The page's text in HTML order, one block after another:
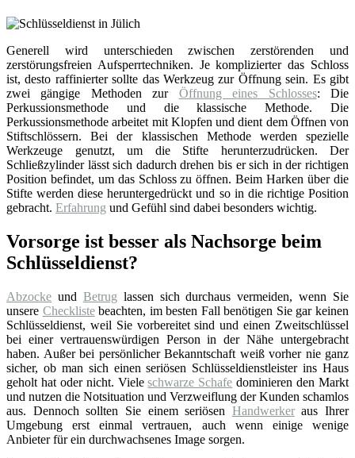
Generell wird unterschieden zwischen zerstörenden und
zerstörungsfreien Aufsperrtechniken. Je komplizierter das Schloss
ist, desto raffinierter sollte das Werkzeug zur Öffnung sein. Es gibt
zwei gängige Methoden zur Öffnung eines Schlosses: Die
Perkussionsmethode und die klassische Methode. Die
Perkussionsmethode arbeitet mit Klopfen und dient dem Öffnen von
Stiftschlössern. Bei der klassischen Methode werden spezielle
Werkzeuge genutzt, um die Stifte herunterzudrücken. Der
Schließzylinder lässt sich dadurch drehen bis er sich in der richtigen
Position befindet, um das Schloss zu öffnen. Beim Harken über die
Stifte werden diese heruntergedrückt und so in die richtige Position
gebracht. Erfahrung und Gefühl sind dabei besonders wichtig.
Vorsorge ist besser als Nachsorge beim
Schlüsseldienst?
Abzocke und Betrug lassen sich durchaus vermeiden, wenn Sie
unsere Checklistebeachten, im besten Fall benötigen Sie gar keinen
Schlüsseldienst, weil Sie vorbereitet sind und einen Zweitschlüssel
bei einer vertrauenswürdigen Person in der Nähe untergebracht
haben. Außer bei persönlicher Bekanntschaft weiß vorher nie ganz
sicher, ob man sich einen seriösen Schlüsseldienstleister ins Haus
geholt hat oder nicht. Vieleschwarze Schafe dominieren den Markt
und nutzen die Notsituation und Verzweiflung der Kunden schamlos
aus. Dennoch sollten Sie einem seriösen Handwerkeraus Ihrer
Umgebung erst einmal vertrauen, auch wenn einige wenige
Anbieter für ein durchwachsenes Image sorgen.